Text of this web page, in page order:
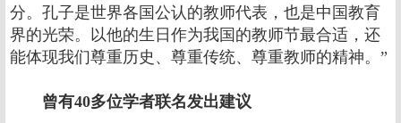
分。孔子是世界各国公认的教师代表，也是中国教育
界的光荣。以他的生日作为我国的教师节最合适，还
能体现我们尊重历史、尊重传统、尊重教师的精神。”
曾有40多位学者联名发出建议